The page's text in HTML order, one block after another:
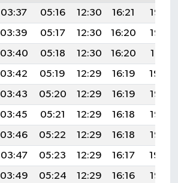
03:37 05:16 12:30 16:21
19:33
03:39 05:17 12:30 16:20
19:32
03:40 05:18 12:30 16:20
19:31
03:42 05:19 12:29 16:19
19:30
03:43 05:20 12:29 16:19
19:28
03:45 05:21 12:29 16:18
19:27
03:46 05:22 12:29 16:18
19:26
03:47 05:23 12:29 16:17
19:24
03:49 05:24 12:29 16:16
19:23